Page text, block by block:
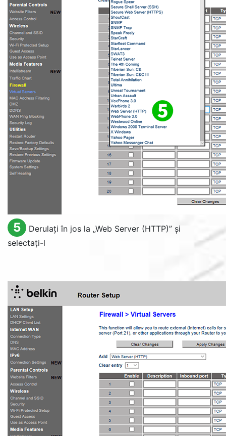
5 Derulați în jos la „Web Server (HTTP)” și
selectați-l